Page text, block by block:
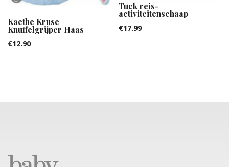
Kaethe Kruse
Knuffelgrijper Haas
€12.90
Tuck reis-
activiteitenschaap
€17.99